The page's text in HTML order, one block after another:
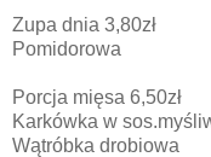
Zupa dnia 3,80zł
Pomidorowa
Porcja mięsa 6,50zł
Karkówka w
Wątróbka drobiowa